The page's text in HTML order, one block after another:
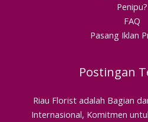
Penipu?
FAQ
Pasang Iklan
Postingan
Riau Florist adalah Bagian
Internasional, Komitmen